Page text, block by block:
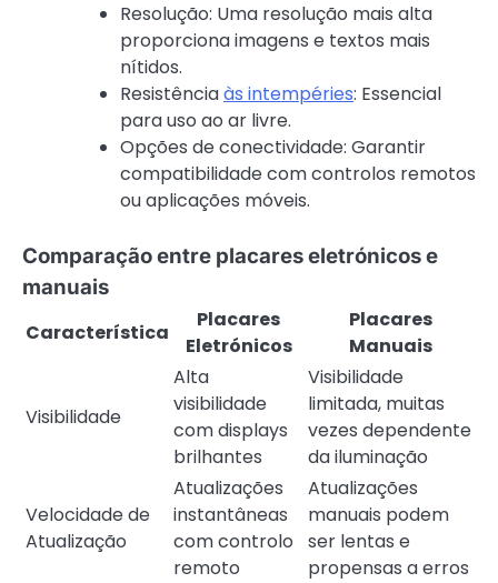
Resolução: Uma resolução mais alta
proporciona imagens e textos mais
nítidos.
Resistênciaàs intempéries: Essencial
para uso ao ar livre.
Opções de conectividade: Garantir
compatibilidade com controlos remotos
ou aplicações móveis.
Comparação entre placares eletrónicos e
manuais
Característica
Placares
Eletrónicos
Placares
Manuais
Visibilidade
Alta
visibilidade
com displays
brilhantes
Visibilidade
limitada, muitas
vezes dependente
da iluminação
Velocidade de
Atualização
Atualizações
instantâneas
com controlo
remoto
Atualizações
manuais podem
ser lentas e
propensas a erros